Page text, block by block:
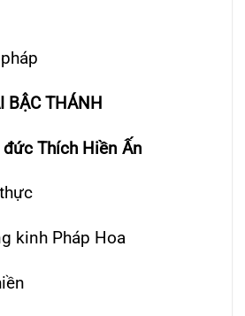
BẬC THÁNH
Thích Hiền Ấn
kinh Pháp Hoa